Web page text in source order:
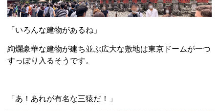
「いろんな建物があるね」
絢爛豪華な建物が建ち並ぶ広大な敷地は東京ドームが一つ
すっぽり入るそうです。
「あ！あれが有名な三猿だ！」